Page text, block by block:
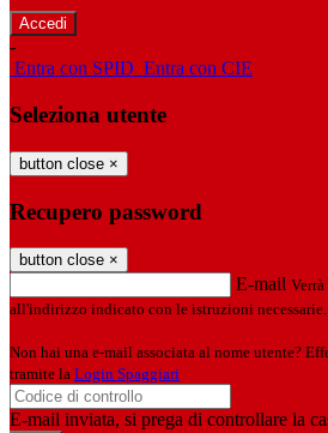
-
Entra con SPID Entra con CIE
Seleziona utente
button close ×
Recupero password
button close ×
E-mail
all'indirizzo indicato con le istruzioni necessarie.
Non hai una e-mail associata al nome utente?
tramite la Login Spaggiari
E-mail inviata, si prega di controllare la